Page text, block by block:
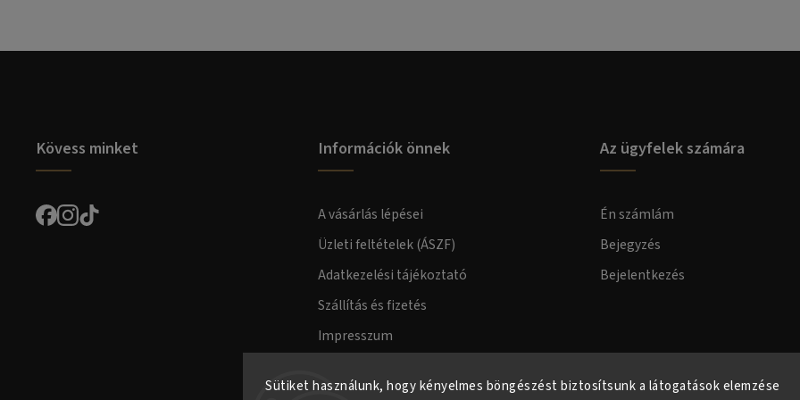
Sütiket használunk, hogy kényelmes böngészést biztosítsunk a látogatások elemzése
Kövess minket Információk önnek
A vásárlás lépései
Üzleti feltételek (ÁSZF)
Adatkezelési tájékoztató
Szállítás és fizetés
Impresszum
Az ügyfelek számára
Én számlám
Bejegyzés
Bejelentkezés